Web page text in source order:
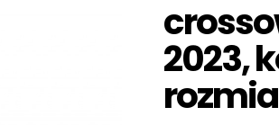
2023,